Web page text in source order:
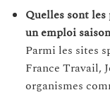
Quelles sont
un emploi
Parmi les sites
France Travail,
organismes